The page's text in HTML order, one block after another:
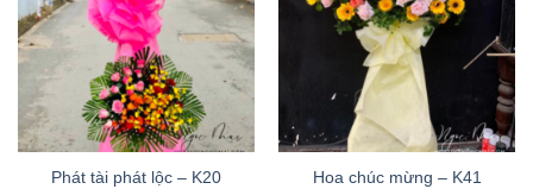
Phát tài phát lộc – K20
Hoa chúc mừng – K41